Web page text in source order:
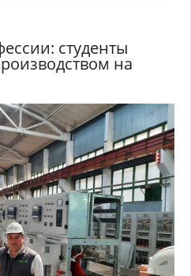
студенты
на